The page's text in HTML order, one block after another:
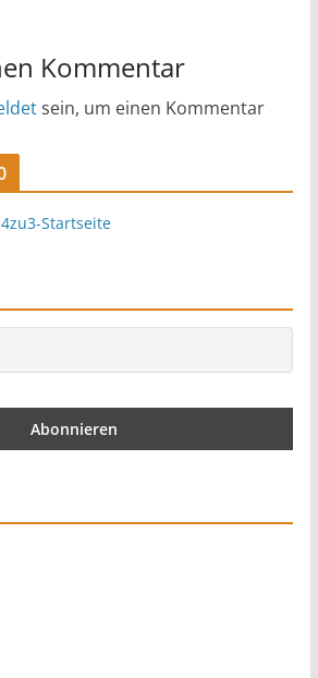
Kommentar
sein, um einen Kommentar